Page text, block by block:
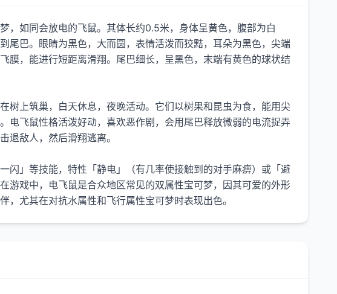
，如同会放电的飞鼠。其体长约0.5米，身体呈黄色，腹部为白
尾巴。眼睛为黑色，大而圆，表情活泼而狡黠，耳朵为黑色，尖端
膜，能进行短距离滑翔。尾巴细长，呈黑色，末端有黄色的球状结
树上筑巢，白天休息，夜晚活动。它们以树果和昆虫为食，能用尖
电飞鼠性格活泼好动，喜欢恶作剧，会用尾巴释放微弱的电流捉弄
退敌人，然后滑翔逃离。
闪」等技能，特性「静电」（有几率使接触到的对手麻痹）或「避
游戏中，电飞鼠是合众地区常见的双属性宝可梦，因其可爱的外形
，尤其在对抗水属性和飞行属性宝可梦时表现出色。